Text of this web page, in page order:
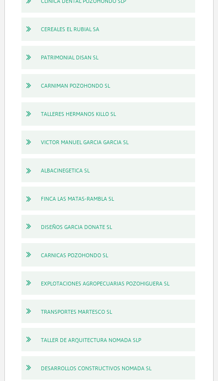
CEREALES EL RUBIAL SA
PATRIMONIAL DISAN SL
CARNIMAN POZOHONDO SL
TALLERES HERMANOS KILLO SL
VICTOR MANUEL GARCIA GARCIA SL
ALBACINEGETICA SL
FINCA LAS MATAS-RAMBLA SL
DISEÑOS GARCIA DONATE SL
CARNICAS POZOHONDO SL
EXPLOTACIONES AGROPECUARIAS POZOHIGUERA SL
TRANSPORTES MARTESCO SL
TALLER DE ARQUITECTURA NOMADA SLP
DESARROLLOS CONSTRUCTIVOS NOMADA SL